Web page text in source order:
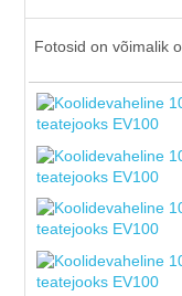
Fotosid on võimalik